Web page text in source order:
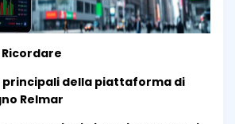
della piattaforma di
Relmar